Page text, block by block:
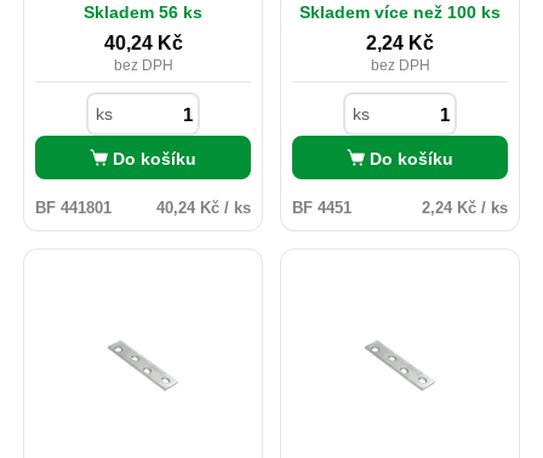
provést mnoho jednoduchých i
složitých spojů. Často se
používají k montáži střešních
vazníků. Materiál: DX51D +
Z275 Tloušťka: 20mm
Uchycení: ANCHOR tesařské
hřebíky průměr 4.
Skladem 56 ks
40,24 Kč
bez DPH
ks
Do košíku
BF 441801 40,24 Kč / ks
bokům desek a panelů.
Uchycení: hřebíky pr.4; Vruty
do dřeva pr.4 nebo pr.5;
Šrouby M5; Kotvy do betonu
M5.
Skladem více než 100 ks
2,24 Kč
bez DPH
ks
Do košíku
BF 4451 2,24 Kč / ks